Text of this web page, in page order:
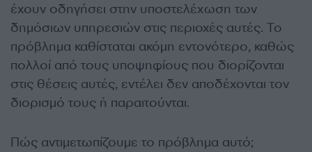
έχουν οδηγήσει στην υποστελέχωση των
δημόσιων υπηρεσιών στις περιοχές αυτές. Το
πρόβλημα καθίσταται ακόμη εντονότερο, καθώς
πολλοί από τους υποψηφίους που διορίζονται
στις θέσεις αυτές, εντέλει δεν αποδέχονται τον
διορισμό τους ή παραιτούνται.
Πώς αντιμετωπίζουμε το πρόβλημα αυτό;